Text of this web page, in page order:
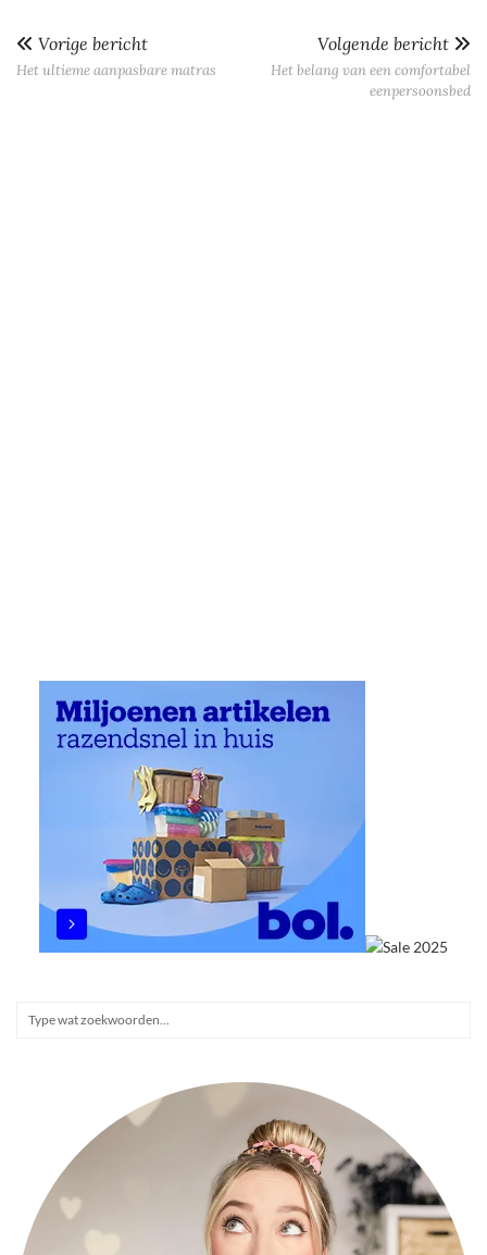
Vorige bericht
Het ultieme aanpasbare matras
Volgende bericht
Het belang van een comfortabel
eenpersoonsbed